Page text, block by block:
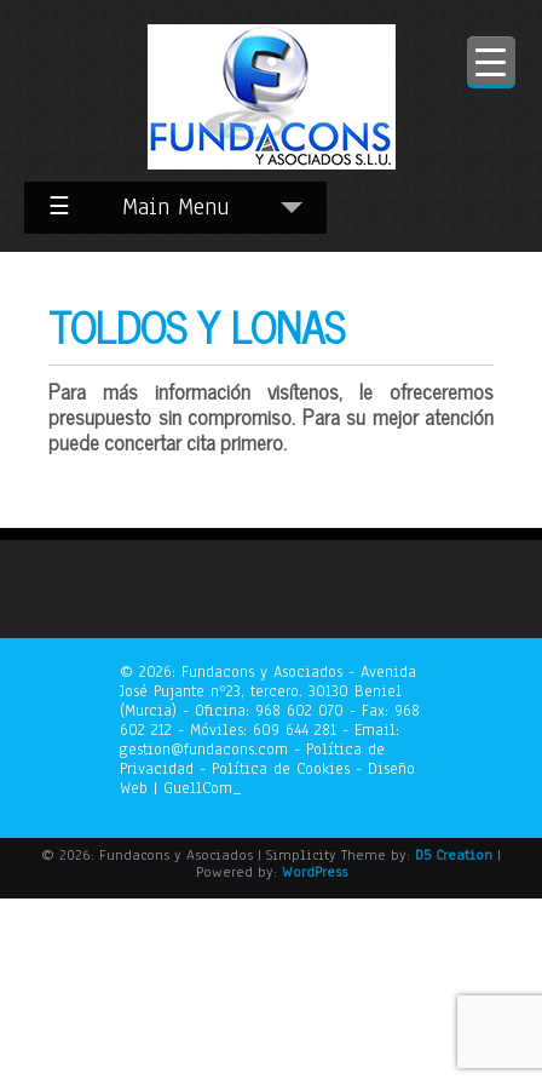
☰ Main Menu
TOLDOS Y LONAS
Para más información visítenos, le ofreceremos
presupuesto sin compromiso. Para su mejor atención
puedeconcertar citaprimero.
© 2026: Fundacons y Asociados - Avenida
José Pujante nº23, tercero. 30130 Beniel
(Murcia) - Oficina: 968 602 070 - Fax: 968
602 212 - Móviles: 609 644 281 - Email:
gestion@fundacons.com - Política de
Privacidad - Política de Cookies - Diseño
Web | GuellCom_
© 2026: Fundacons y Asociados | Simplicity Theme by: D5 Creation |
Powered by: WordPress